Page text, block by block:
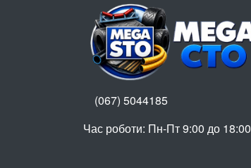
(067) 5044185
Час роботи: Пн-Пт 9:00 до 18:00